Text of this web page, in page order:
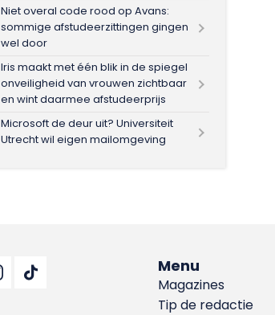
Niet overal code rood op Avans:
sommige afstudeerzittingen gingen
wel door
Iris maakt met één blik in de spiegel
onveiligheid van vrouwen zichtbaar
en wint daarmee afstudeerprijs
Microsoft de deur uit? Universiteit
Utrecht wil eigen mailomgeving
Menu
Magazines
Tip de redactie